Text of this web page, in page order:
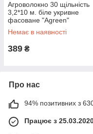
Агроволокно 30 щільність
3,2*10 м. біле укривне
фасоване "Agreen"
Немає в наявності
389 ₴
Про нас
94% позитивних з 630
Працює з